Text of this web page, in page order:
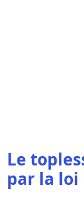
Le
par la loi